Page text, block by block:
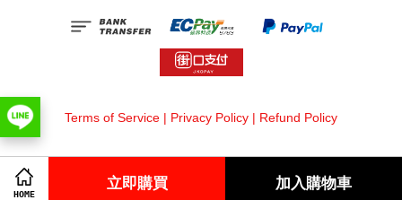
HOME
立即購買 加入購物車
Terms of Service | Privacy Policy | Refund Policy